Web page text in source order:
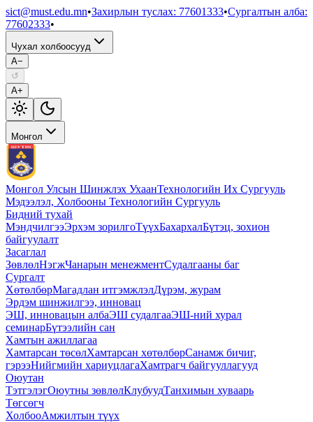
sict@must.edu.mn•Захирлын туслах: 77601333•Сургалтын алба:
77602333•
Чухал холбоосууд
A−
↺
A+
Монгол
Монгол Улсын Шинжлэх УхаанТехнологийн Их Сургууль
Мэдээлэл, Холбооны Технологийн Сургууль
Бидний тухай
МэндчилгээЭрхэм зорилгоТүүхБахархалБүтэц, зохион
байгуулалт
Засаглал
ЗөвлөлНэгжЧанарын менежментСудалгааны баг
Сургалт
ХөтөлбөрМагадлан итгэмжлэлДүрэм, журам
Эрдэм шинжилгээ, инновац
ЭШ, инновацын албаЭШ судалгааЭШ-ний хурал
семинарБүтээлийн сан
Хамтын ажиллагаа
Хамтарсан төсөлХамтарсан хөтөлбөрСанамж бичиг,
гэрээНийгмийн хариуцлагаХамтрагч байгууллагууд
Оюутан
ТэтгэлэгОюутны зөвлөлКлубуудТанхимын хуваарь
Төгсөгч
ХолбооАмжилтын түүх